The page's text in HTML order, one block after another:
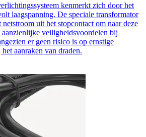
kenmerkt zich door het
laagspanning. De speciale transformator
uit het stopcontact om naar deze
veiligheidsvoordelen bij
er geen risico is op ernstige
aanraken van draden.